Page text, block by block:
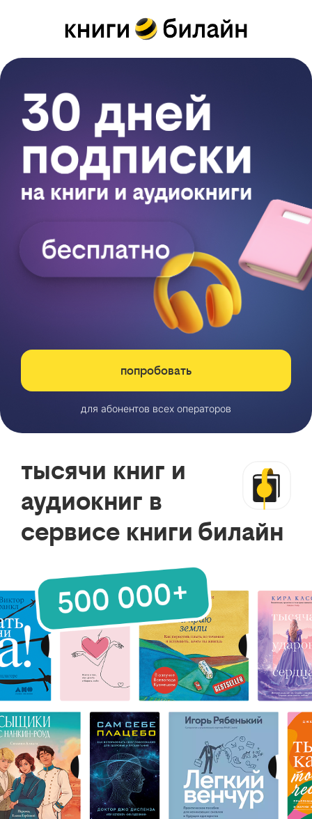
попробовать
для абонентов всех операторов
тысячи книг и
аудиокниг в
сервисе книги билайн